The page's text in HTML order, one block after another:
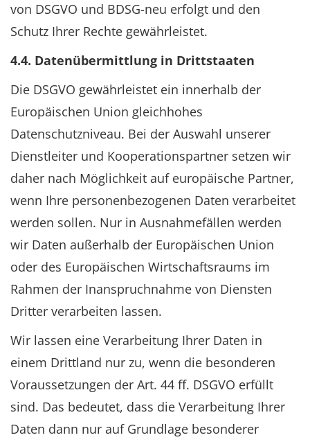
von DSGVO und BDSG-neu erfolgt und den
Schutz Ihrer Rechte gewährleistet.
4.4. Datenübermittlung in Drittstaaten
Die DSGVO gewährleistet ein innerhalb der
Europäischen Union gleichhohes
Datenschutzniveau. Bei der Auswahl unserer
Dienstleiter und Kooperationspartner setzen wir
daher nach Möglichkeit auf europäische Partner,
wenn Ihre personenbezogenen Daten verarbeitet
werden sollen. Nur in Ausnahmefällen werden
wir Daten außerhalb der Europäischen Union
oder des Europäischen Wirtschaftsraums im
Rahmen der Inanspruchnahme von Diensten
Dritter verarbeiten lassen.
Wir lassen eine Verarbeitung Ihrer Daten in
einem Drittland nur zu, wenn die besonderen
Voraussetzungen der Art. 44 ff. DSGVO erfüllt
sind. Das bedeutet, dass die Verarbeitung Ihrer
Daten dann nur auf Grundlage besonderer